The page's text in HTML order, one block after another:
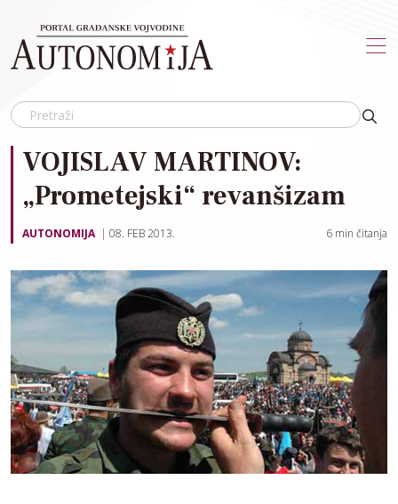
VOJISLAV MARTINOV:
„Prometejski“ revanšizam
AUTONOMIJA 08. FEB 2013. 6 min čitanja